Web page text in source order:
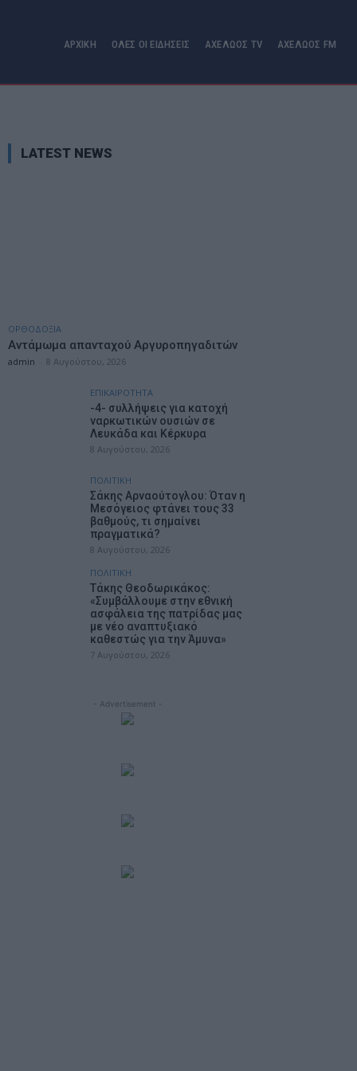
ΑΡΧΙΚΗ ΟΛΕΣ ΟΙ ΕΙΔΗΣΕΙΣ ΑΧΕΛΩΟΣ TV ΑΧΕΛΩΟΣ FM
LATEST NEWS
ΟΡΘΟΔΟΞΙΑ
Αντάμωμα απανταχού Αργυροπηγαδιτών
admin 8 Αυγούστου, 2026
ΕΠΙΚΑΙΡΟΤΗΤΑ
-4- συλλήψεις για κατοχή
ναρκωτικών ουσιών σε
Λευκάδα και Κέρκυρα
8 Αυγούστου, 2026
ΠΟΛΙΤΙΚΗ
Σάκης Αρναούτογλου: Όταν η
Μεσόγειος φτάνει τους 33
βαθμούς, τι σημαίνει
πραγματικά?
8 Αυγούστου, 2026
ΠΟΛΙΤΙΚΗ
Τάκης Θεοδωρικάκος:
«Συμβάλλουμε στην εθνική
ασφάλεια της πατρίδας μας
με νέο αναπτυξιακό
καθεστώς για την Άμυνα»
7 Αυγούστου, 2026
- Advertisement -